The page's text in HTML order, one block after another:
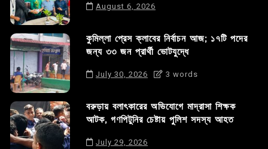
August 6, 2026
কুমিল্লা প্রেস ক্লাবের নির্বাচন আজ; ১৭টি পদের
জন্য ৩৩ জন প্রার্থী ভোটযুদ্ধে
July 30, 2026 3 words
বরুড়ায় বলাৎকারের অভিযোগে মাদ্রাসা শিক্ষক
আটক, গণপিটুনির চেষ্টায় পুলিশ সদস্য আহত
July 29, 2026